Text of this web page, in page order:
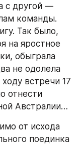
с другой —
команды.
Так было,
на яростное
обыграла
не одолела
встречи 17
отнести
Австралии…
от исхода
поединка